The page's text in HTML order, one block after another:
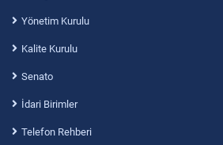
Yönetim Kurulu
Kalite Kurulu
Senato
İdari Birimler
Telefon Rehberi